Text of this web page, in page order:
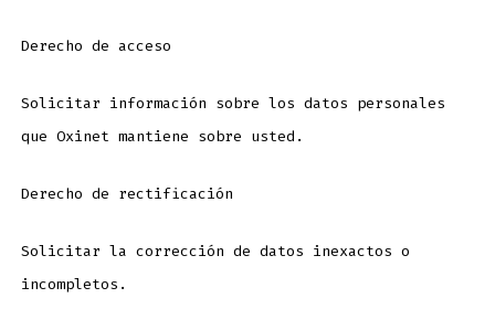
Derecho de acceso
Solicitar información sobre los datos personales
que Oxinet mantiene sobre usted.
Derecho de rectificación
Solicitar la corrección de datos inexactos o
incompletos.